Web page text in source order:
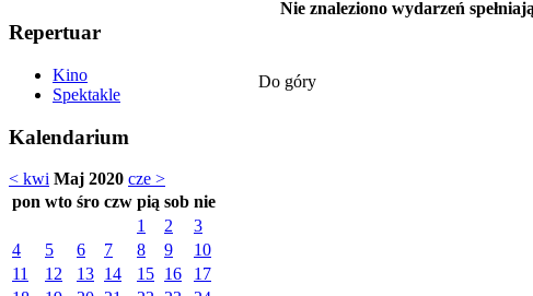
Repertuar
Kino
Spektakle
Kalendarium
< kwi Maj 2020 cze >
pon wto śro czw pią sob nie
1
2
3
4
5 6 7 8 9
10
11
12 13 14 15 16
17
Nie znaleziono wydarzeń
Do góry